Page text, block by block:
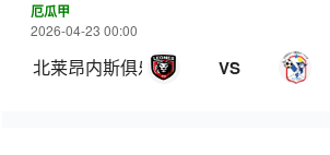
厄瓜甲
2026-04-23 00:00
北莱昂内斯俱乐部 VS